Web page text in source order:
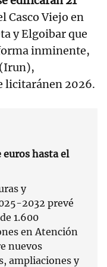
Casco Viejo en
y Elgoibar que
inminente,
licitaránen 2026.
hasta el
y
2032 prevé
1.600
en Atención
nuevos
ampliaciones y